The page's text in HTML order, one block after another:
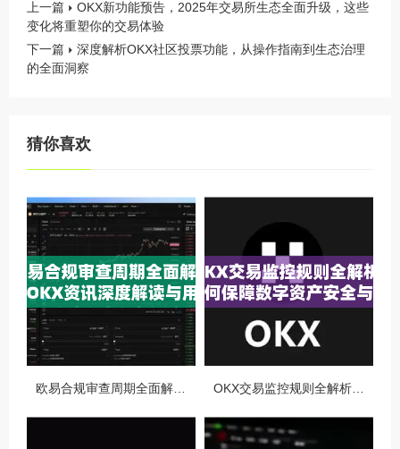
上一篇
OKX新功能预告，2025年交易所生态全面升级，这些
变化将重塑你的交易体验
下一篇
深度解析OKX社区投票功能，从操作指南到生态治理
的全面洞察
猜你喜欢